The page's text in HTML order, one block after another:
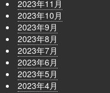
2023年11月
2023年10月
2023年9月
2023年8月
2023年7月
2023年6月
2023年5月
2023年4月